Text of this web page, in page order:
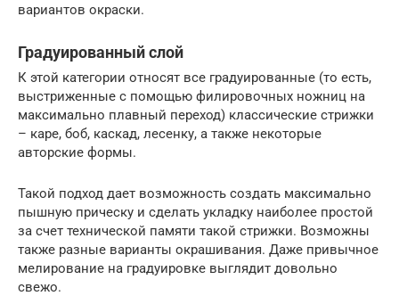
вариантов окраски.
Градуированный слой
К этой категории относят все градуированные (то есть,
выстриженные с помощью филировочных ножниц на
максимально плавный переход) классические стрижки
– каре, боб, каскад, лесенку, а также некоторые
авторские формы.
Такой подход дает возможность создать максимально
пышную прическу и сделать укладку наиболее простой
за счет технической памяти такой стрижки. Возможны
также разные варианты окрашивания. Даже привычное
мелирование на градуировке выглядит довольно
свежо.